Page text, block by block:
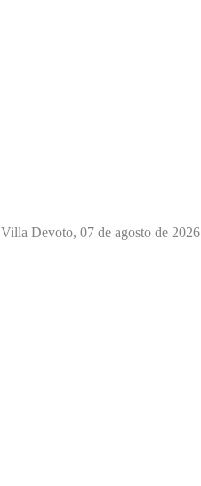
Villa Devoto, 07 de agosto de 2026